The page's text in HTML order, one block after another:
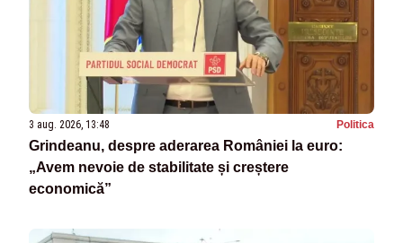
3 aug. 2026, 13:48 Politica
Grindeanu, despre aderarea României la euro:
„Avem nevoie de stabilitate și creștere
economică”